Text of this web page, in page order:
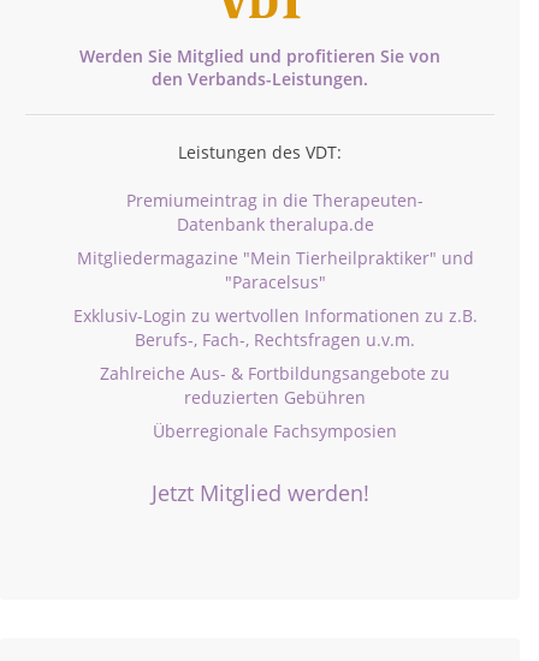
Werden Sie Mitglied und profitieren Sie von
den Verbands-Leistungen.
Leistungen des VDT:
Premiumeintrag in die Therapeuten-
Datenbank theralupa.de
Mitgliedermagazine "Mein Tierheilpraktiker" und
"Paracelsus"
Exklusiv-Login zu wertvollen Informationen zu z.B.
Berufs-, Fach-, Rechtsfragen u.v.m.
Zahlreiche Aus- & Fortbildungsangebote zu
reduzierten Gebühren
Überregionale Fachsymposien
Jetzt Mitglied werden!